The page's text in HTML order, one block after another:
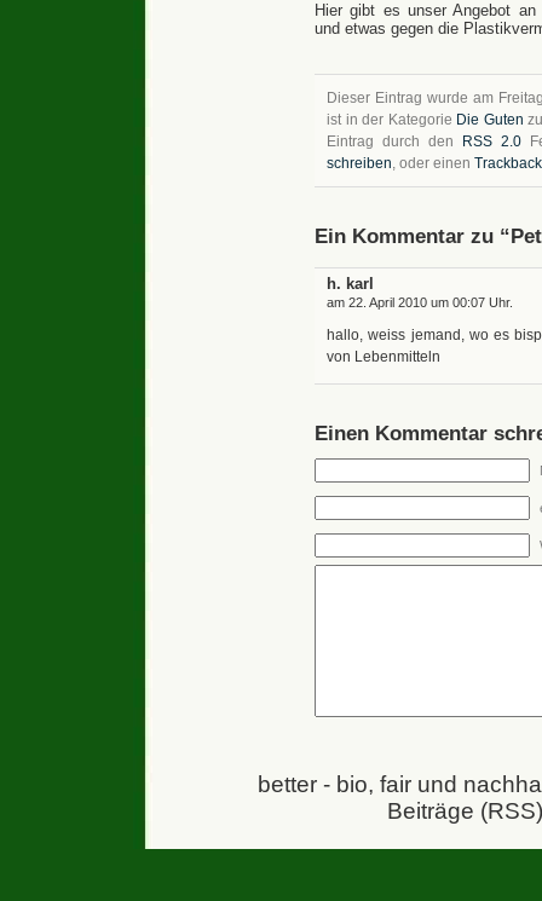
Hier gibt es unser Angebot an
und etwas gegen die
Dieser Eintrag wurde am
ist in der Kategorie Die Guten
Eintrag durch den
RSS 2.0
schreiben, oder einen Trackback
Ein Kommentar zu
h. karl
am 22. April 2010 um 00:07 Uhr.
hallo, weiss jemand, wo es
von Lebenmitteln
Einen Kommentar
better - bio, fair und
Beiträge (RSS)